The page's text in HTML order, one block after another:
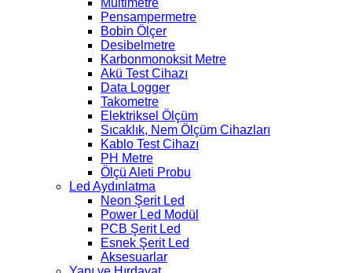
Multimetre
Pensampermetre
Bobin Ölçer
Desibelmetre
Karbonmonoksit Metre
Akü Test Cihazı
Data Logger
Takometre
Elektriksel Ölçüm
Sıcaklık, Nem Ölçüm Cihazları
Kablo Test Cihazı
PH Metre
Ölçü Aleti Probu
Led Aydınlatma
Neon Şerit Led
Power Led Modül
PCB Şerit Led
Esnek Şerit Led
Aksesuarlar